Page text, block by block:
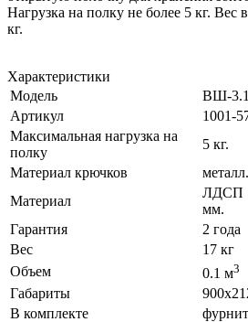
Нагрузка на полку не более 5 кг. Вес
кг.
Характеристики
Модель
ВШ-3.1
Артикул
1001-
Максимальная нагрузка на
полку
5 кг.
Материал крючков
металл.
Материал
ЛДСП
мм.
Гарантия
2 года
Вес
17 кг
Объем
0.1 м3
Габариты
В комплекте